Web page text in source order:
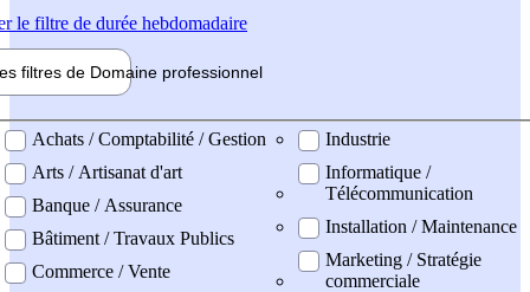
le filtre de durée hebdomadaire
filtres de Domaine professionnel
professionel
Achats / Comptabilité / Gestion
Arts / Artisanat d'art
Banque / Assurance
Bâtiment / Travaux Publics
Commerce / Vente
Industrie
Informatique /
Télécommunication
Installation / Maintenance
Marketing / Stratégie
commerciale